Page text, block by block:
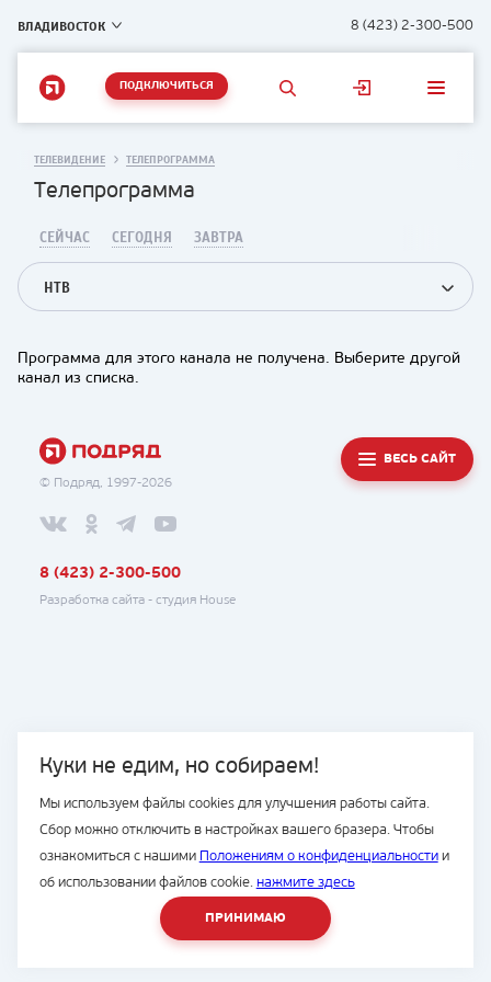
ВЛАДИВОСТОК 8 (423) 2-300-500
ПОДКЛЮЧИТЬСЯ
Куки не едим, но собираем!
Мы используем файлы cookies для улучшения работы сайта.
Сбор можно отключить в настройках вашего бразера. Чтобы
ознакомиться с нашими Положениям о конфиденциальностии
об использовании файлов cookie. нажмите здесь
ПРИНИМАЮ
ТЕЛЕВИДЕНИЕ ТЕЛЕПРОГРАММА
Телепрограмма
СЕЙЧАС СЕГОДНЯ ЗАВТРА
НТВ
Программа для этого канала не получена. Выберите другой
канал из списка.
© Подряд, 1997-2026
ВЕСЬ САЙТ
8 (423) 2-300-500
Разработка сайта - студия House